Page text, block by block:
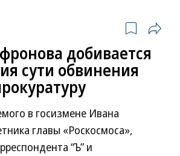
добивается
сути обвинения
в госизмене Ивана
главы «Роскосмоса»,
“Ъ” и